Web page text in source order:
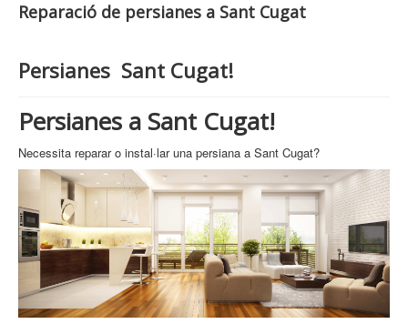
Reparació de persianes a Sant Cugat
Persianes Sant Cugat!
Persianes a Sant Cugat!
Necessita reparar o instal·lar una persiana a Sant Cugat?